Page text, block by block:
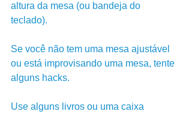
altura da mesa (ou bandeja do
teclado).
Se você não tem uma mesa ajustável
ou está improvisando uma mesa, tente
alguns hacks.
Use alguns livros ou uma caixa